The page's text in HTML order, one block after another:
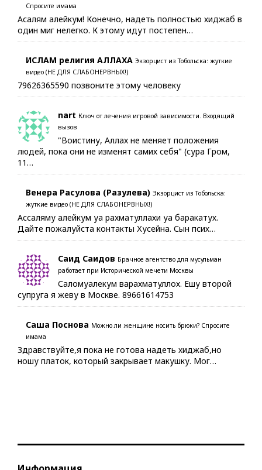
Спросите имама
Асалям алейкум! Конечно, надеть полностью хиджаб в
один миг нелегко. К этому идут постепен…
ИСЛАМ религия АЛЛАХА Экзорцист из Тобольска: жуткие
видео (НЕ ДЛЯ СЛАБОНЕРВНЫХ!)
79626365590 позвоните этому человеку
nart Ключ от лечения игровой зависимости. Входящий
вызов
"Воистину, Аллах не меняет положения
людей, пока они не изменят самих себя" (сура Гром,
11…
Венера Расулова (Разулева) Экзорцист из Тобольска:
жуткие видео (НЕ ДЛЯ СЛАБОНЕРВНЫХ!)
Ассаляму алейкум уа рахматуллахи уа баракатух.
Дайте пожалуйста контакты Хусейна. Сын псих…
Саид Саидов Брачное агентство для мусульман
работает при Исторической мечети Москвы
Саломуалекум варахматуллох. Ешу второй
супруга я жеву в Москве. 89661614753
Саша Поснова Можно ли женщине носить брюки? Спросите
имама
Здравствуйте,я пока не готова надеть хиджаб,но
ношу платок, который закрывает макушку. Мог…